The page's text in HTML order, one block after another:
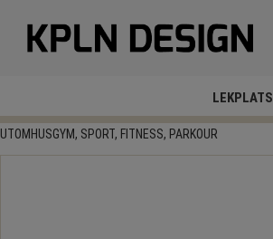
LEKPLATS
UTOMHUSGYM, SPORT, FITNESS, PARKOUR